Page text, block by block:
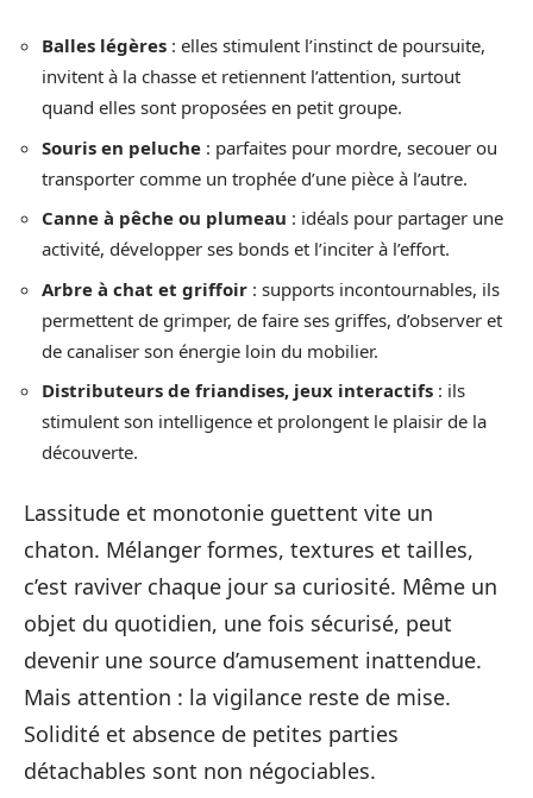
Balles légères : elles stimulent l’instinct de poursuite,
invitent à la chasse et retiennent l’attention, surtout
quand elles sont proposées en petit groupe.
Souris en peluche : parfaites pour mordre, secouer ou
transporter comme un trophée d’une pièce à l’autre.
Canne à pêche ou plumeau : idéals pour partager une
activité, développer ses bonds et l’inciter à l’effort.
Arbre à chat et griffoir : supports incontournables, ils
permettent de grimper, de faire ses griffes, d’observer et
de canaliser son énergie loin du mobilier.
Distributeurs de friandises, jeux interactifs : ils
stimulent son intelligence et prolongent le plaisir de la
découverte.
Lassitude et monotonie guettent vite un
chaton. Mélanger formes, textures et tailles,
c’est raviver chaque jour sa curiosité. Même un
objet du quotidien, une fois sécurisé, peut
devenir une source d’amusement inattendue.
Mais attention : la vigilance reste de mise.
Solidité et absence de petites parties
détachables sont non négociables.